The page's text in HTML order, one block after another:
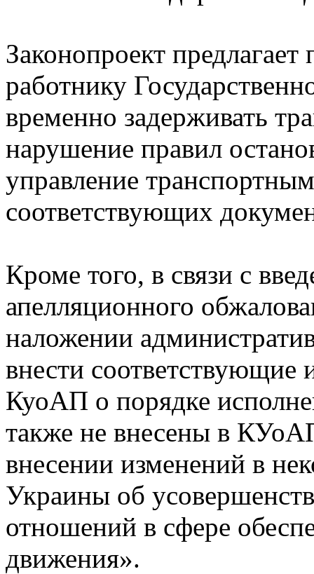
Законопроект
работнику
временно задерживать
нарушение правил
управление
соответствующих
Кроме того, в связи с
апелляционного
наложении
внести соответствующие
КуоАП о порядке
также не внесены в
внесении изменений в
Украины об
отношений в сфере
движения».